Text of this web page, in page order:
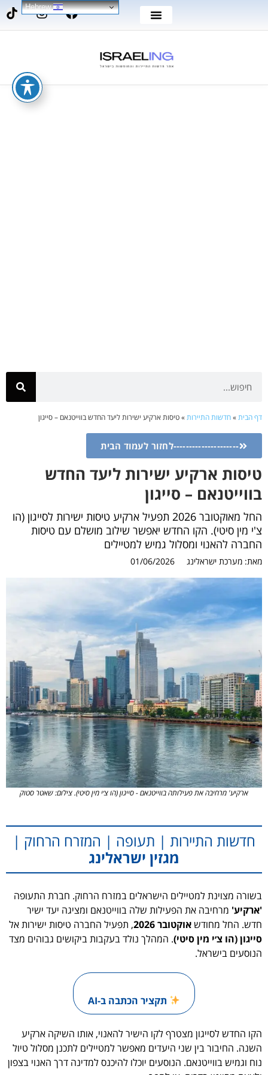
דף הבית»חדשות התיירות»טיסות ארקיע ישירות ליעד החדש בווייטנאם – סייגון
---------------------לחזור לעמוד הבית
טיסות ארקיע ישירות ליעד החדש
בווייטנאם – סייגון
החל מאוקטובר 2026 תפעיל ארקיע טיסות ישירות לסייגון (הו
צ'י מין סיטי). הקו החדש יאפשר שילוב מושלם עם טיסות
החברה להאנוי ומסלול גמיש למטיילים
מאת: מערכת ישראלינג 01/06/2026
ארקיע' מרחיבה את פעילותה בווייטנאם - סייגון (הו צ׳י מין סיטי). צילום: שאטר סטוק
חדשות התיירות | תעופה | המזרח הרחוק |
מגזין ישראלינג
בשורה מצוינת למטיילים הישראלים במזרח הרחוק. חברת התעופה
'ארקיע' מרחיבה את הפעילות שלה בווייטנאם ומציגה יעד ישיר
חדש. החל מחודשאוקטובר 2026
, תפעיל החברה טיסות ישירות אל
סייגון (הו צ׳י מין סיטי). המהלך נולד בעקבות ביקושים גבוהים מצד
הנוסעים בישראל.
תקציר הכתבה ב-AI
הקו החדש לסייגון מצטרף לקו הישיר להאנוי, אותו השיקה ארקיע
השנה. החיבור בין שני היעדים מאפשר למטיילים לתכנן מסלול טיול
נוח וגמיש בווייטנאם. הנוסעים יוכלו להיכנס למדינה דרך האנוי בצפון
Hebrew